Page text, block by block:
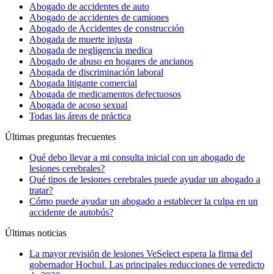
Abogado de accidentes de auto
Abogado de accidentes de camiones
Abogado de Accidentes de construcción
Abogada de muerte injusta
Abogada de negligencia medica
Abogado de abuso en hogares de ancianos
Abogada de discriminación laboral
Abogada litigante comercial
Abogada de medicamentos defectuosos
Abogada de acoso sexual
Todas las áreas de práctica
Últimas preguntas frecuentes
Qué debo llevar a mi consulta inicial con un abogado de
lesiones cerebrales?
Qué tipos de lesiones cerebrales puede ayudar un abogado a
tratar?
Cómo puede ayudar un abogado a establecer la culpa en un
accidente de autobús?
Últimas noticias
La mayor revisión de lesiones VeSelect espera la firma del
gobernador Hochul. Las principales reducciones de veredicto